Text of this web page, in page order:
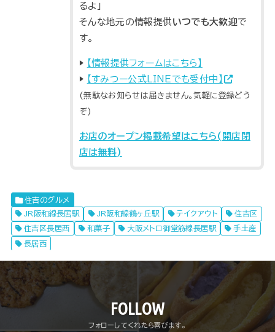
るよ」
そんな地元の情報提供いつでも大歓迎で
す。
▶ 【情報提供フォームはこちら】
▶ 【すみつー公式LINEでも受付中】
(無駄なお知らせは届きません。気軽に登録どう
ぞ)
お店のオープン掲載希望はこちら(開店閉
店は無料)
住吉のグルメ
JR阪和線長居駅
JR阪和線鶴ヶ丘駅 テイクアウト
住吉区
住吉区長居西
和菓子 大阪メトロ御堂筋線長居駅
手土産
長居西
FOLLOW